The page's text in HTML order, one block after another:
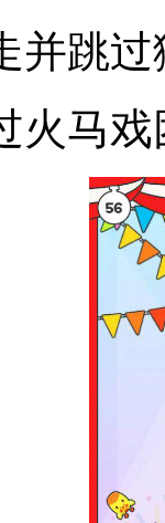
并跳过
火马戏